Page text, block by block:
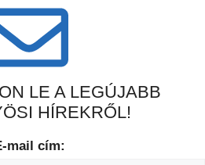
LE A LEGÚJABB
HÍREKRŐL!
mail cím: